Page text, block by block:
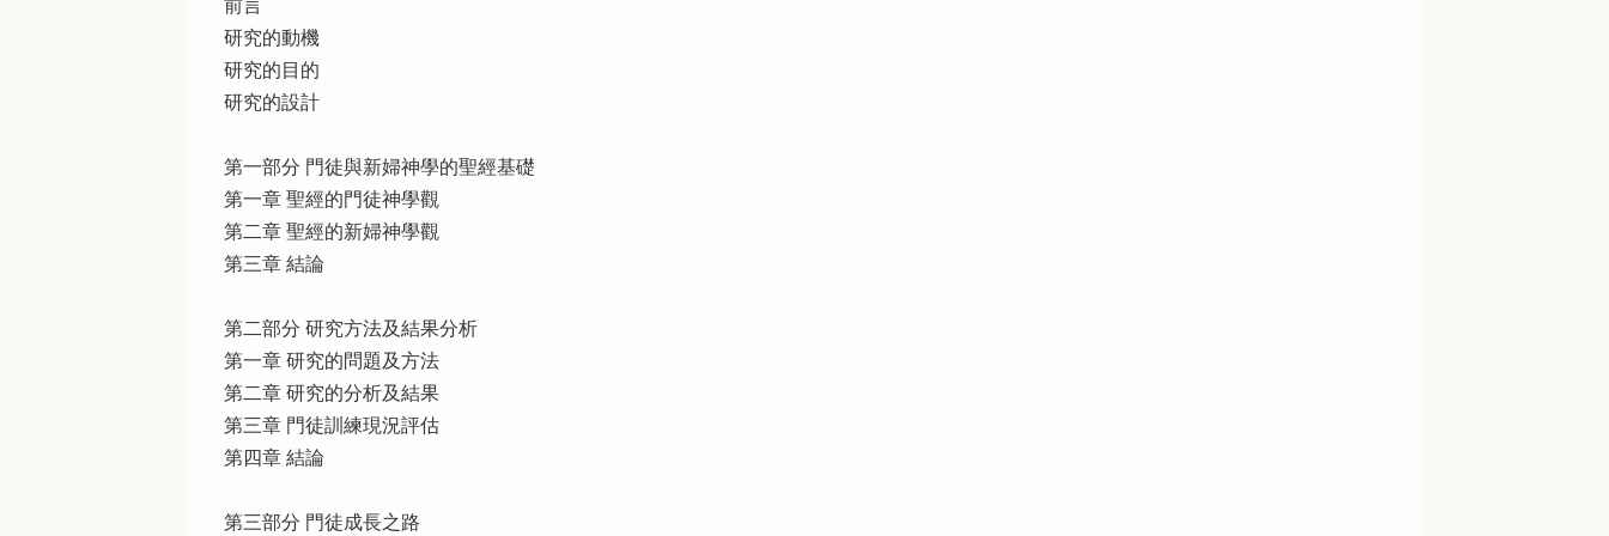
前言
研究的動機
研究的目的
研究的設計
第一部分 門徒與新婦神學的聖經基礎
第一章 聖經的門徒神學觀
第二章 聖經的新婦神學觀
第三章 結論
第二部分 研究方法及結果分析
第一章 研究的問題及方法
第二章 研究的分析及結果
第三章 門徒訓練現況評估
第四章 結論
第三部分 門徒成長之路